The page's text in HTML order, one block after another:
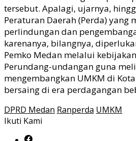
tersebut. Apalagi, ujarnya,
Peraturan Daerah (Perda) yang
perlindungan dan
karenanya, bilangnya,
Pemko Medan melalui
Perundang-undangan guna
mengembangkan UMKM di
bersaing di era perdagangan
DPRD Medan Ranperda UMKM
Ikuti Kami